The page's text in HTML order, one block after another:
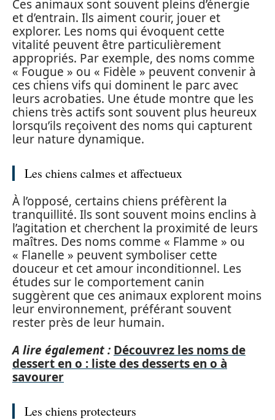
Ces animaux sont souvent pleins d’énergie
et d’entrain. Ils aiment courir, jouer et
explorer. Les noms qui évoquent cette
vitalité peuvent être particulièrement
appropriés. Par exemple, des noms comme
« Fougue » ou « Fidèle » peuvent convenir à
ces chiens vifs qui dominent le parc avec
leurs acrobaties. Une étude montre que les
chiens très actifs sont souvent plus heureux
lorsqu’ils reçoivent des noms qui capturent
leur nature dynamique.
Les chiens calmes et affectueux
À l’opposé, certains chiens préfèrent la
tranquillité. Ils sont souvent moins enclins à
l’agitation et cherchent la proximité de leurs
maîtres. Des noms comme « Flamme » ou
« Flanelle » peuvent symboliser cette
douceur et cet amour inconditionnel. Les
études sur le comportement canin
suggèrent que ces animaux explorent moins
leur environnement, préférant souvent
rester près de leur humain.
A lire également : Découvrez les noms de
dessert en o : liste des desserts en o à
savourer
Les chiens protecteurs